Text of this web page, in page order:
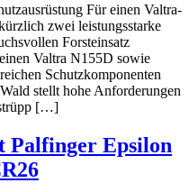
Für einen Valtra-
zwei leistungsstarke
Forsteinsatz
Valtra N155D sowie
Schutzkomponenten
stellt hohe Anforderungen
[…]
Palfinger Epsilon